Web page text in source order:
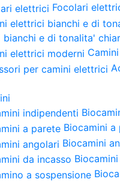
Focolari
e di tonalita'
Biocamini a
Biocamini